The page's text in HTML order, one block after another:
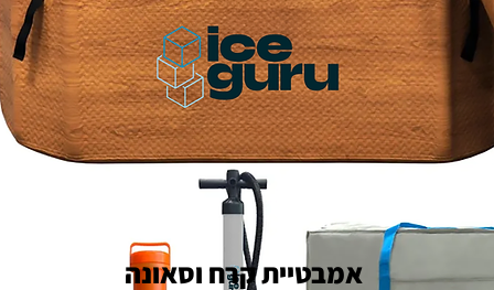
אמבטיית קרח וסאונה